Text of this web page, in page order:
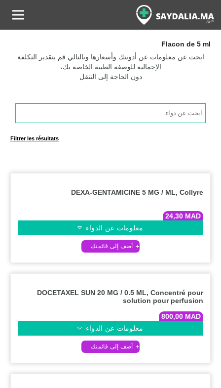
Flacon de 5 ml
ابحث عن معلومات عن أدويتك وأسعارها وبالتالي قم بتقدير التكلفة
الإجمالية للوصفة الطبية الخاصة بك،
دون الحاجة إلى التنقل
Products
search
Filtrer les résultats
DEXA-GENTAMICINE 5 MG / ML, Collyre
24,30 MAD
معلومات عن الدواء
DOCETAXEL SUN 20 MG / 0.5 ML, Concentré pour
solution pour perfusion
800,00 MAD
معلومات عن الدواء